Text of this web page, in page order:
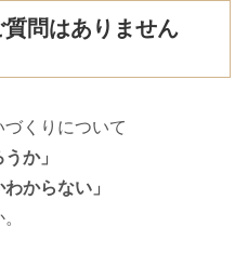
問はありません
くりについて
か」
からない」